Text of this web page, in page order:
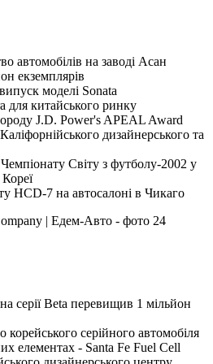
автомобілів на заводі Асан
екземплярів
моделі Sonata
для китайського ринку
J.D. Power's APEAL Award
дизайнерського та
Світу з футболу-2002 у
HCD-7 на автосалоні в Чикаго
серії Beta перевищив 1 мільйон
корейського серійного автомобіля
елементах - Santa Fe Fuel Cell